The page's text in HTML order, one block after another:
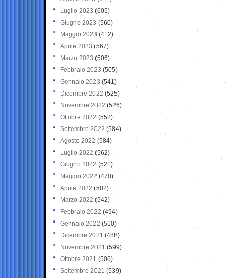
Luglio 2023 (605)
Giugno 2023 (560)
Maggio 2023 (412)
Aprile 2023 (567)
Marzo 2023 (506)
Febbraio 2023 (505)
Gennaio 2023 (541)
Dicembre 2022 (525)
Novembre 2022 (526)
Ottobre 2022 (552)
Settembre 2022 (584)
Agosto 2022 (584)
Luglio 2022 (562)
Giugno 2022 (521)
Maggio 2022 (470)
Aprile 2022 (502)
Marzo 2022 (542)
Febbraio 2022 (494)
Gennaio 2022 (510)
Dicembre 2021 (488)
Novembre 2021 (599)
Ottobre 2021 (506)
Settembre 2021 (539)